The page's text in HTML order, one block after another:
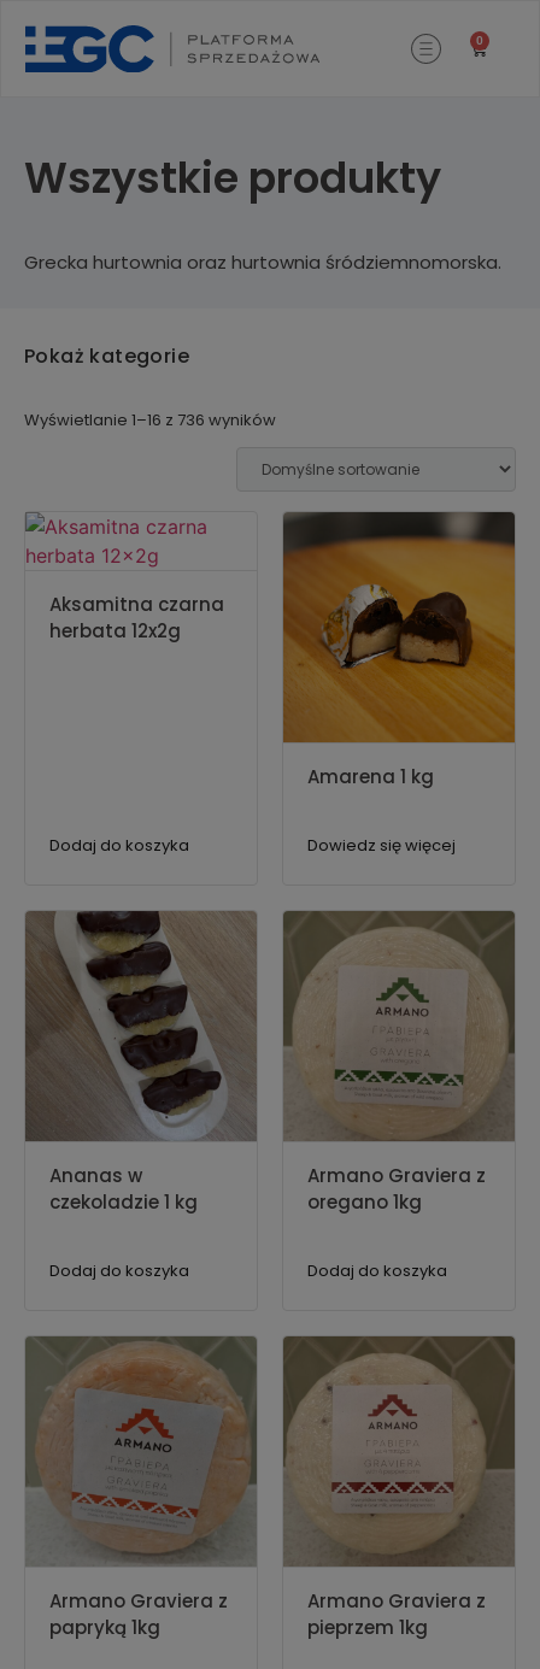
0
Wszystkie produkty
Grecka hurtownia oraz hurtownia śródziemnomorska.
Pokaż kategorie
Wyświetlanie 1–16 z 736 wyników
Aksamitna czarna
herbata 12x2g
Dodaj do koszyka
Amarena 1 kg
Dowiedz się więcej
Ananas w
czekoladzie 1 kg
Dodaj do koszyka
Armano Graviera z
oregano 1kg
Dodaj do koszyka
Armano Graviera z
papryką 1kg
Armano Graviera z
pieprzem 1kg